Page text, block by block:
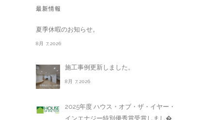
最新情報
夏季休暇のお知らせ。
8月 7,2026
施工事例更新しました。
8月 7,2026
2025年度 ハウス・オブ・ザ・イヤー・
インエナジー特別優秀賞受賞しまし�. . .